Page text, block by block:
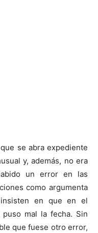
se abra expediente
y, además, no era
un error en las
como argumenta
en que en el
mal la fecha. Sin
que fuese otro error,